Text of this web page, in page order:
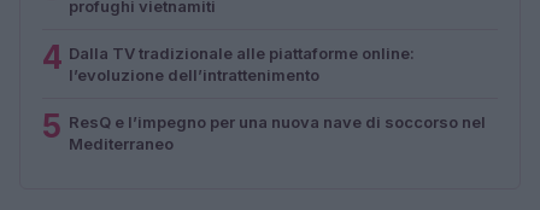
profughi vietnamiti
4 Dalla TV tradizionale alle piattaforme online:
l’evoluzione dell’intrattenimento
5 ResQ e l’impegno per una nuova nave di soccorso nel
Mediterraneo